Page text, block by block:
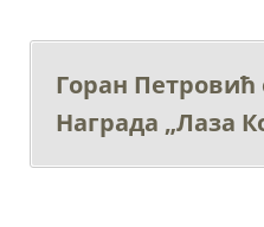
Горан
Награда „Лаза